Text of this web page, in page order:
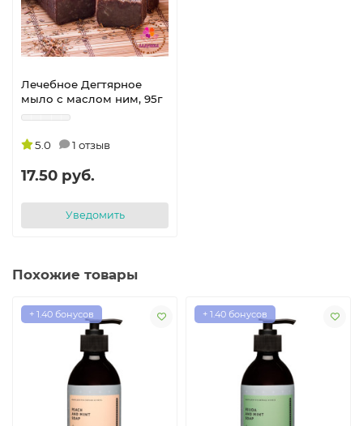
Лечебное Дегтярное
мыло с маслом ним, 95г
5.0 1 отзыв
17.50 руб.
Уведомить
Похожие товары
+ 1.40 бонусов + 1.40 бонусов